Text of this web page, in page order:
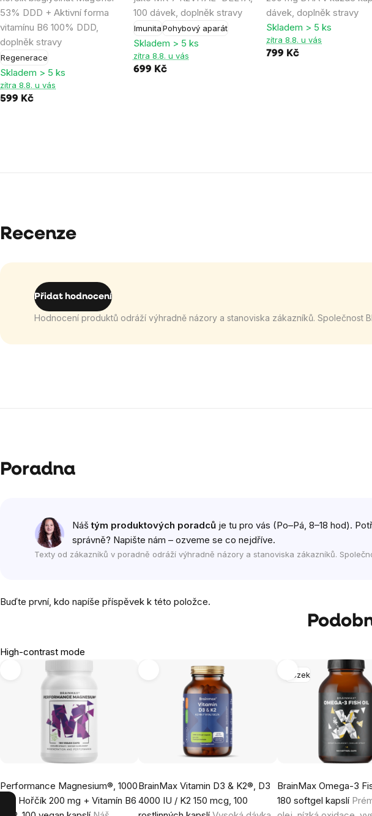
53% DDD + Aktivní forma
vitamínu B6 100% DDD,
doplněk stravy
Regenerace
Skladem > 5 ks
zítra 8.8. u vás
599 Kč
100 dávek, doplněk stravy
ImunitaPohybový aparát
Skladem > 5 ks
zítra 8.8. u vás
699 Kč
dávek, doplněk stravy
Skladem > 5 ks
zítra 8.8. u vás
799 Kč
Recenze
Přidat hodnocení
Hodnocení produktů odráží výhradně názory a stanoviska zákazníků. Společnost
Poradna
Náštým produktových poradců je tu pro vás (Po–Pá, 8–18 hod).
správně? Napište nám – ozveme se co nejdříve.
Texty od zákazníků v poradně odráží výhradně názory a stanoviska zákazníků.
Buďte první, kdo napíše příspěvek k této položce.
High-contrast mode
Performance Magnesium®, 1000
mg, Hořčík 200 mg + Vitamín B6
BrainMax Vitamin D3 & K2®, D3
4000 IU / K2 150 mcg, 100
Mozek
BrainMax Omega-3
180 softgel kapslí